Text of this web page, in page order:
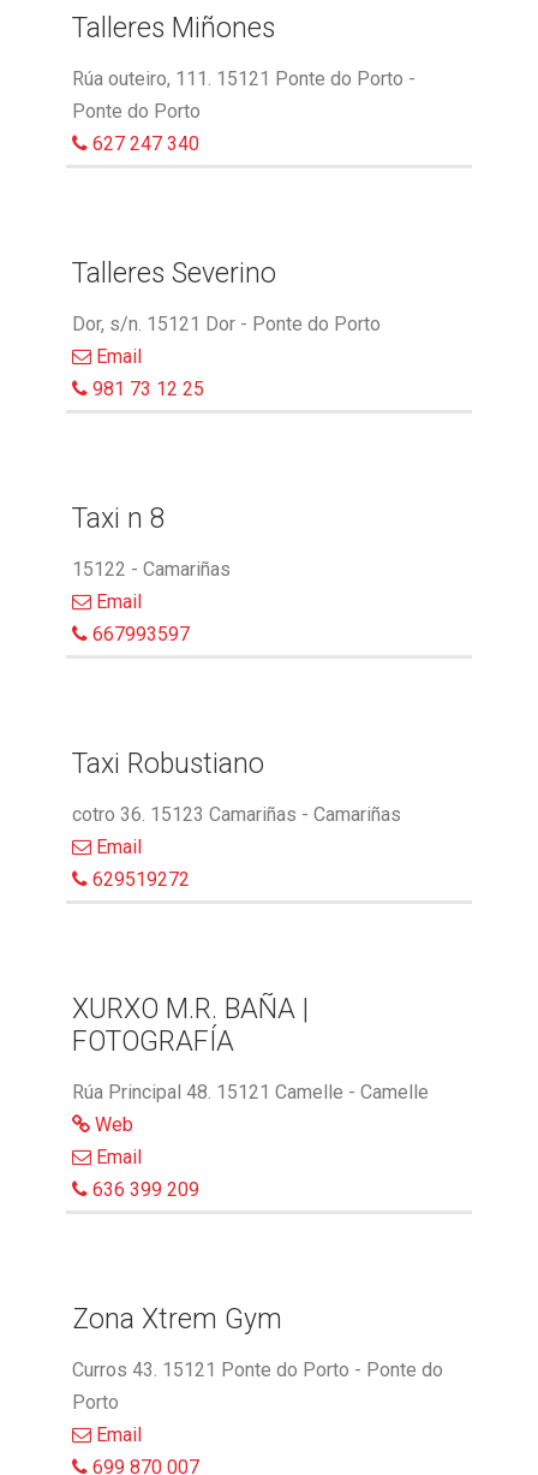
Talleres Miñones
Rúa outeiro, 111. 15121 Ponte do Porto -
Ponte do Porto
627 247 340
Talleres Severino
Dor, s/n. 15121 Dor - Ponte do Porto
Email
981 73 12 25
Taxi n 8
15122 - Camariñas
Email
667993597
Taxi Robustiano
cotro 36. 15123 Camariñas - Camariñas
Email
629519272
XURXO M.R. BAÑA |
FOTOGRAFÍA
Rúa Principal 48. 15121 Camelle - Camelle
Web
Email
636 399 209
Zona Xtrem Gym
Curros 43. 15121 Ponte do Porto - Ponte do
Porto
Email
699 870 007